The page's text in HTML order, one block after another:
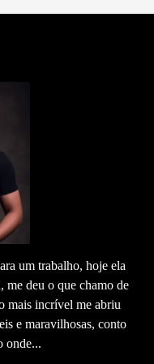
um trabalho, hoje ela
me deu o que chamo de
mais incrível me abriu
e maravilhosas, conto
onde...